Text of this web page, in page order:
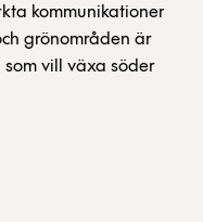
kommunikationer
grönområden är
vill växa söder